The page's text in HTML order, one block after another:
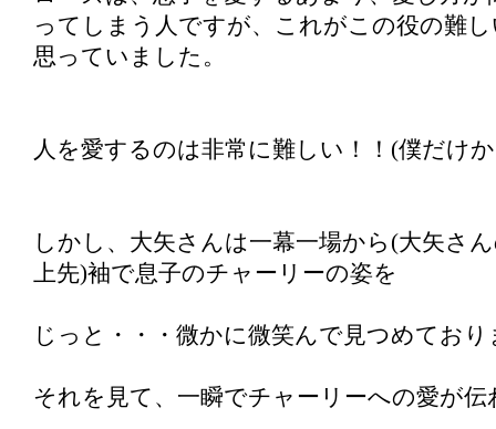
ってしまう人ですが、これがこの役の難
思っていました。
人を愛するのは非常に難しい！！(僕だけ
しかし、大矢さんは一幕一場から(大矢さ
上先)袖で息子のチャーリーの姿を
じっと・・・微かに微笑んで見つめており
それを見て、一瞬でチャーリーへの愛が